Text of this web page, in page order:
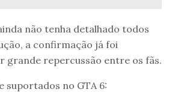
não tenha detalhado todos
a confirmação já foi
grande repercussão entre os fãs.
suportados no GTA 6: